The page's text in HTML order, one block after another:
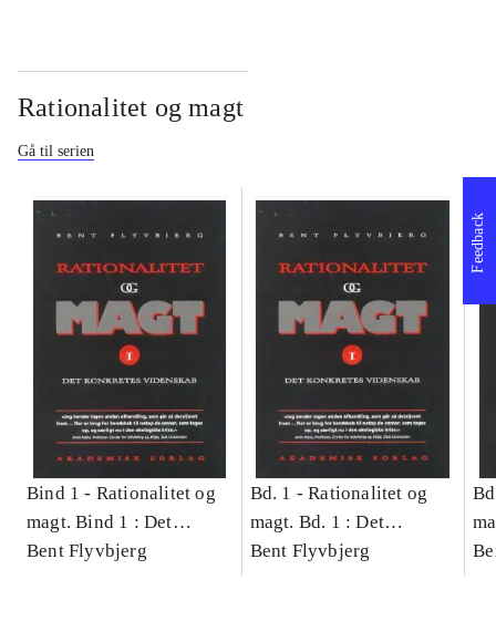
Rationalitet og magt
Gå til serien
Bind 1 - Rationalitet og
magt. Bind 1 : Det
konkretes videnskab
Bent Flyvbjerg
Bd. 1 -Rationalitet og
magt. Bd. 1 : Det
konkretes videnskab
Bent Flyvbjerg
Feedback